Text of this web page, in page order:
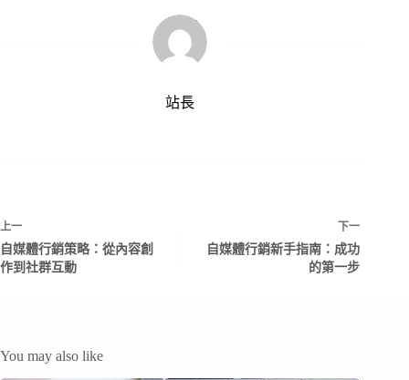
站長
上一
自媒體行銷策略：從內容創
作到社群互動
下一
自媒體行銷新手指南：成功
的第一步
You may also like